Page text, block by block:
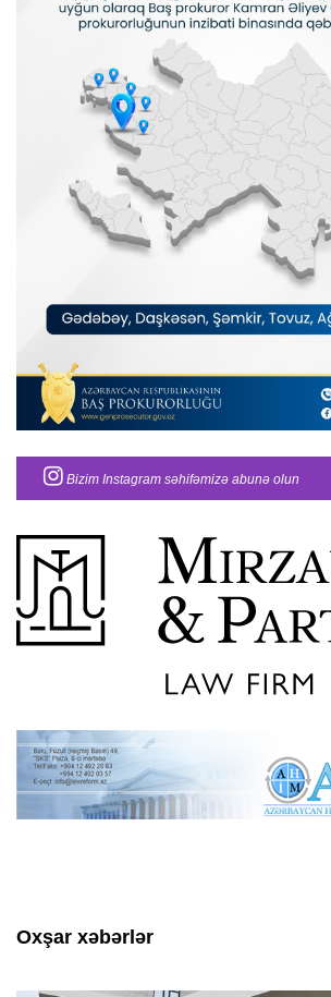
Bizim Instagram səhifəmizə abunə olun
Oxşar xəbərlər